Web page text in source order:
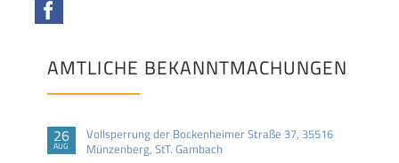
AMTLICHE BEKANNTMACHUNGEN
26
AUG
Vollsperrung der Bockenheimer Straße 37, 35516
Münzenberg, StT. Gambach